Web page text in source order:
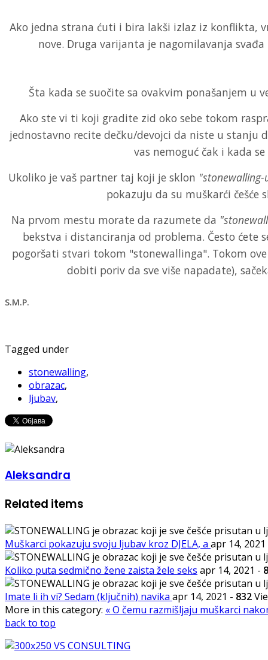
Ako jedna strana ćuti i bira lakši izlaz iz konflikta,
nove. Druga varijanta je nagomilavanja
Šta kada se suočite sa ovakvim ponašanjem u
Ako ste vi ti koji gradite zid oko sebe tokom
jednostavno recite dečku/devojci da niste u stanju
vas nemoguć čak i kada
Ukoliko je vaš partner taj koji je sklon
pokazuju da su muškarći češće
Na prvom mestu morate da razumete da
bekstva i distanciranja od problema. Često
pogoršati stvari tokom "stonewallinga". Tokom
dobiti poriv da sve više napadate),
S.M.P.
Tagged under
stonewalling,
obrazac,
ljubav,
Aleksandra
Related items
Muškarci pokazuju svoju ljubav kroz DJELA, a apr 14, 2021
Koliko puta sedmično žene zaista žele seks apr 14, 2021 -
Imate li ih vi? Sedam (ključnih) navika apr 14, 2021 - 832
More in this category: « O čemu razmišljaju muškarci
back to top